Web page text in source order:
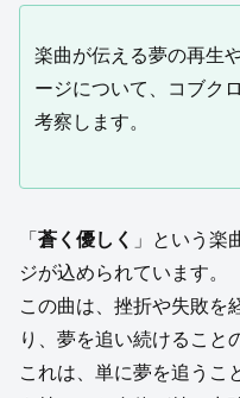
楽曲が伝える夢の再生
ージについて、コブク
考察します。
「 蒼く優しく 」という楽
ジが込められています。
この曲は、挫折や失敗を
り、夢を追い続けること
これは、単に夢を追うこ